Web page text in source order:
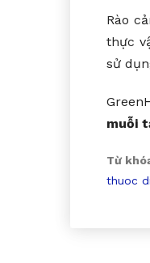
Rào
thực
sử
muỗi
Từ
thuoc